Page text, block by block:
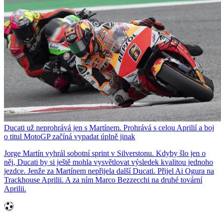
Ducati už neprohrává jen s Martínem. Prohrává s celou Aprilií a boj
o titul MotoGP začíná vypadat úplně jinak
Jorge Martín vyhrál sobotní sprint v Silverstonu. Kdyby šlo jen o
něj, Ducati by si ještě mohla vysvětlovat výsledek kvalitou jednoho
jezdce. Jenže za Martínem nepřijela další Ducati. Přijel Ai Ogura na
Trackhouse Aprilii. A za ním Marco Bezzecchi na druhé tovární
Aprilii.